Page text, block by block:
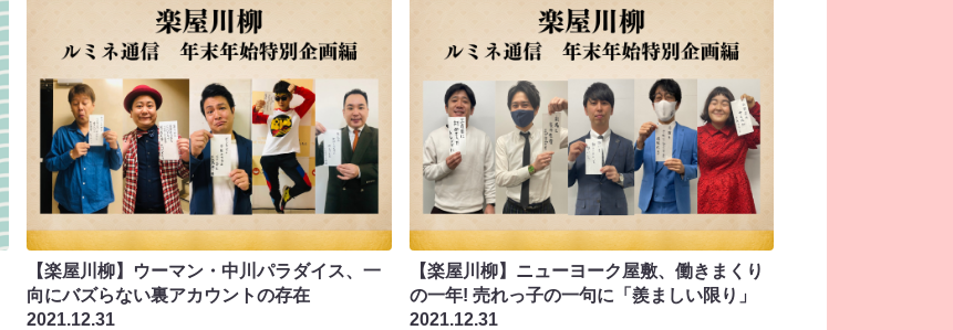
【楽屋川柳】ウーマン・中川パラダイス、一
向にバズらない裏アカウントの存在
2021.12.31
【楽屋川柳】ニューヨーク屋敷、働きまくり
の一年! 売れっ子の一句に「羨ましい限り」
2021.12.31